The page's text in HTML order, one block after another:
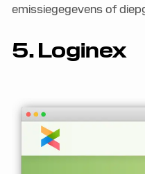
emissiegegevens of
5. Loginex